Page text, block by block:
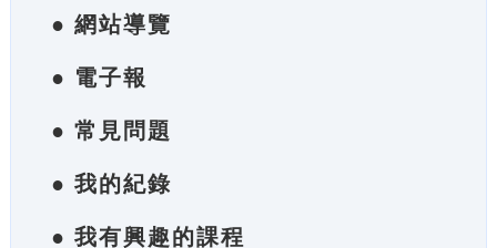
● 網站導覽
● 電子報
● 常見問題
● 我的紀錄
● 我有興趣的課程